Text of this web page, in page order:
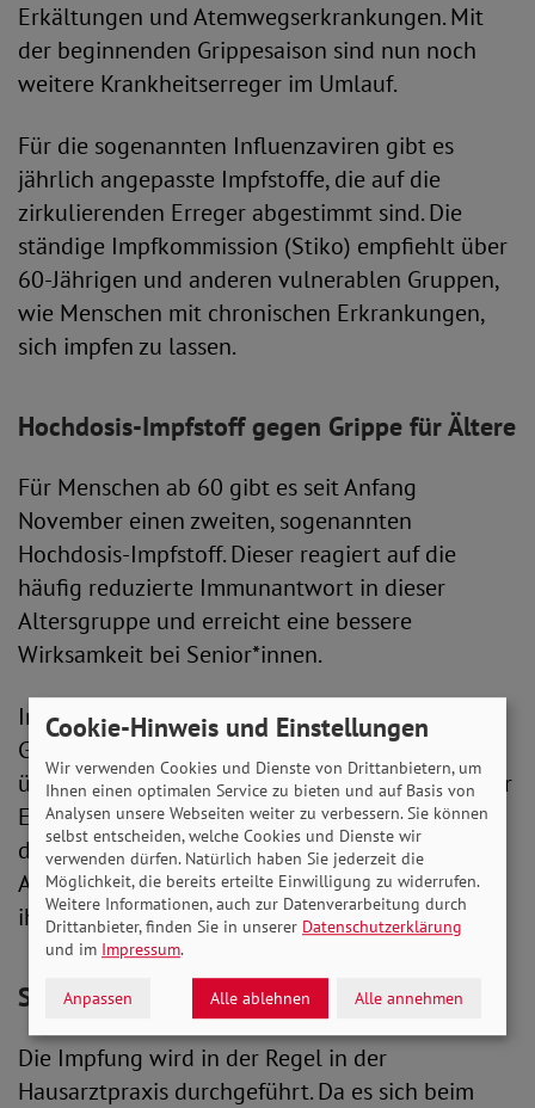
Erkältungen und Atemwegserkrankungen. Mit
der beginnenden Grippesaison sind nun noch
weitere Krankheitserreger im Umlauf.
Für die sogenannten Influenzaviren gibt es
jährlich angepasste Impfstoffe, die auf die
zirkulierenden Erreger abgestimmt sind. Die
ständige Impfkommission (Stiko) empfiehlt über
60-Jährigen und anderen vulnerablen Gruppen,
wie Menschen mit chronischen Erkrankungen,
sich impfen zu lassen.
Hochdosis-Impfstoff gegen Grippe für Ältere
Für Menschen ab 60 gibt es seit Anfang
November einen zweiten, sogenannten
Hochdosis-Impfstoff. Dieser reagiert auf die
häufig reduzierte Immunantwort in dieser
Altersgruppe und erreicht eine bessere
Wirksamkeit bei Senior*innen.
In der Saison 2023/2024 wurden rund 221.000
Grippefälle an das Robert Koch-Institut (RKI)
übermittelt. Bei Menschen ab 60 lag die Zahl der
Erkrankungen bei 62.451. Bei ihnen kam es
deutlich häufiger zu einem schweren Verlauf.
Auch deshalb sollten vor allem Ältere erwägen,
ihren Impfschutz aufzufrischen.
Sicherer Totimpfstoff
Die Impfung wird in der Regel in der
Hausarztpraxis durchgeführt. Da es sich beim
Cookie-Hinweis und Einstellungen
Wir verwenden Cookies und Dienste von Drittanbietern, um
Ihnen einen optimalen Service zu bieten und auf Basis von
Analysen unsere Webseiten weiter zu verbessern. Sie können
selbst entscheiden, welche Cookies und Dienste wir
verwenden dürfen. Natürlich haben Sie jederzeit die
Möglichkeit, die bereits erteilte Einwilligung zu widerrufen.
Weitere Informationen, auch zur Datenverarbeitung durch
Drittanbieter, finden Sie in unserer Datenschutzerklärung
und im Impressum.
Anpassen Alle ablehnen Alle annehmen